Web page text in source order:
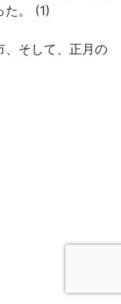
た。 (1)
、そして、正月の